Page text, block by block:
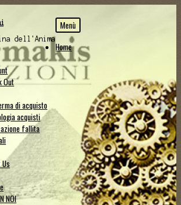
dell'Anima
Menù
Home
Out
di acquisto
acquisti
fallita
NOI